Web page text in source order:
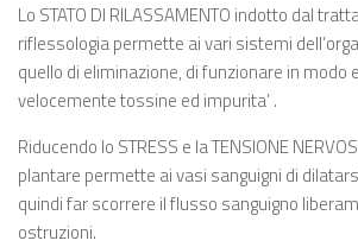
Lo STATO DI RILASSAMENTO indotto dal
riflessologia permette ai vari sistemi
quello di eliminazione, di funzionare in
velocemente tossine ed impurita’ .
Riducendo lo STRESS e la TENSIONE
plantare permette ai vasi sanguigni di
quindi far scorrere il flusso sanguigno
ostruzioni.